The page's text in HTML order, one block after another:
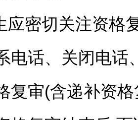
切关注资格复
电话、关闭电话
复审(含递补资